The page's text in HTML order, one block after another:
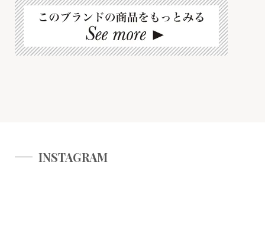
INSTAGRAM